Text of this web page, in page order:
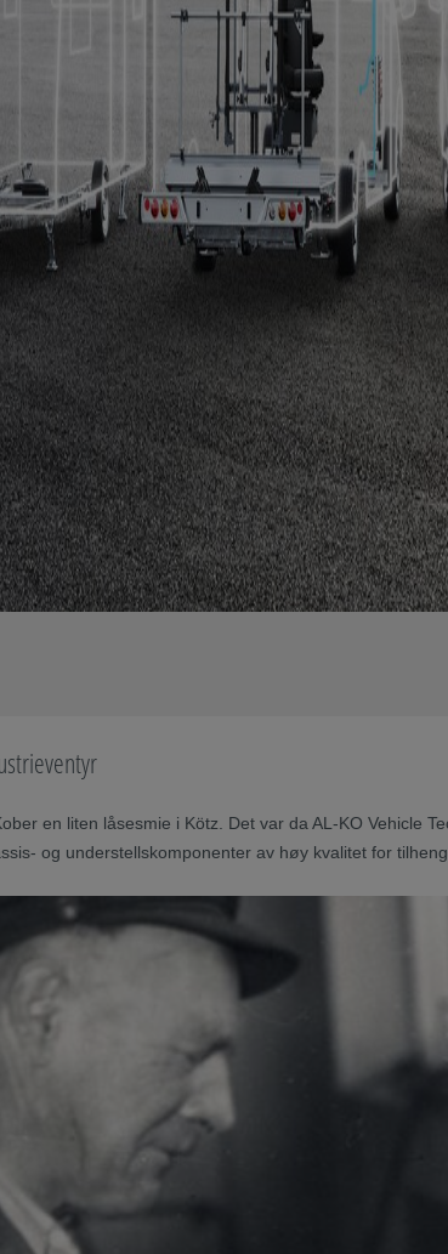
en liten låsesmie i Kötz. Det var da AL-KO
og understellskomponenter av høy kvalitet for